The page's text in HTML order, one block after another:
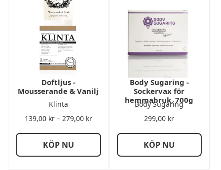
Doftljus -
Mousserande & Vanilj
Klinta
139,00 kr – 279,00 krPrisintervall:
till
KÖP NU
Body Sugaring -
Sockervax för
hemmabruk, 700g
Body Sugaring
299,00 kr
KÖP NU